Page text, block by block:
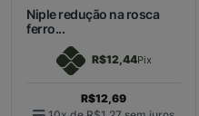
Niple redução na rosca
ferro...
R$12,44Pix
R$12,69